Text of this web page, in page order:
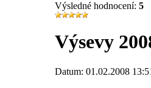
Výsledné hodnocení: 5
Výsevy
Datum: 01.02.2008